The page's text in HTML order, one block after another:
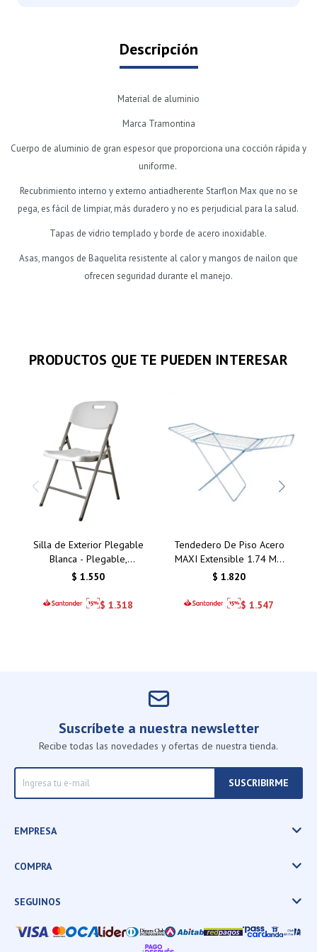
Descripción
Material de aluminio
Marca Tramontina
Cuerpo de aluminio de gran espesor que proporciona una cocción rápida y
uniforme.
Recubrimiento interno y externo antiadherente Starflon Max que no se
pega, es fácil de limpiar, más duradero y no es perjudicial para la salud.
Tapas de vidrio templado y borde de acero inoxidable.
Asas, mangos de Baquelita resistente al calor y mangos de nailon que
ofrecen seguridad durante el manejo.
PRODUCTOS QUE TE PUEDEN INTERESAR
Silla de Exterior Plegable
Blanca - Plegable,
Apilable y Resistente -
$ 1.550
$ 1.318
Tendedero De Piso Acero
MAXI Extensible 1.74 MT
MOR 6010
$ 1.820
$ 1.547
Suscríbete a nuestra newsletter
Recibe todas las novedades y ofertas de nuestra tienda.
SUSCRIBIRME
EMPRESA
COMPRA
SEGUINOS